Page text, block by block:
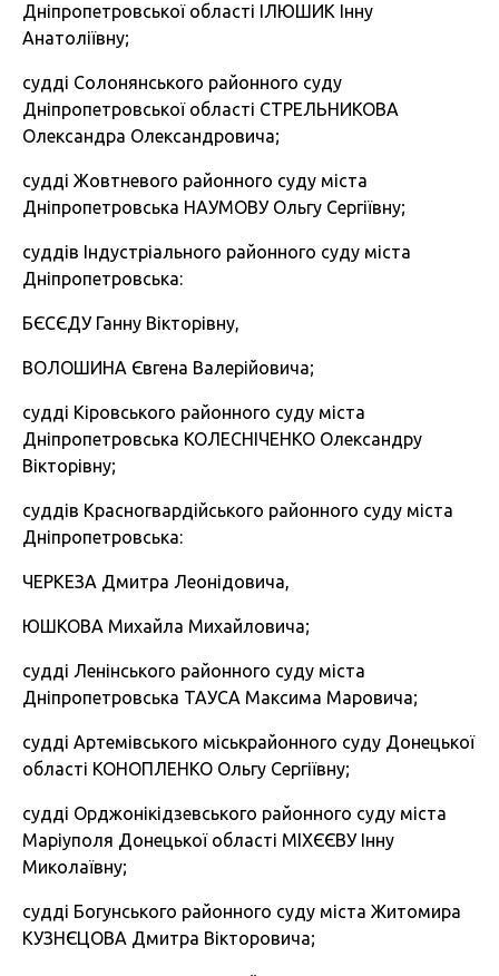
Дніпропетровської області ІЛЮШИК Інну
Анатоліївну;
судді Солонянського районного суду
Дніпропетровської області СТРЕЛЬНИКОВА
Олександра Олександровича;
судді Жовтневого районного суду міста
Дніпропетровська НАУМОВУ Ольгу Сергіївну;
суддів Індустріального районного суду міста
Дніпропетровська:
БЄСЄДУ Ганну Вікторівну,
ВОЛОШИНА Євгена Валерійовича;
судді Кіровського районного суду міста
Дніпропетровська КОЛЕСНІЧЕНКО Олександру
Вікторівну;
суддів Красногвардійського районного суду міста
Дніпропетровська:
ЧЕPKEЗA Дмитра Леонідовича,
ЮШКОВА Михайла Михайловича;
судді Ленінського районного суду міста
Дніпропетровська ТАУСА Максима Маровича;
судді Артемівського міськрайонного суду Донецької
області КОНОПЛЕНКО Ольгу Сергіївну;
судді Орджонікідзевського районного суду міста
Маріуполя Донецької області МІХЄЄВУ Інну
Миколаївну;
судді Богунського районного суду міста Житомира
КУЗНЄЦОВА Дмитра Вікторовича;